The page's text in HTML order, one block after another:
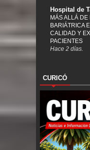
Hospital de
MÁS ALLÁ
BARIÁTRICA
CALIDAD Y
PACIENTES
Hace 2 días.
CURICÓ